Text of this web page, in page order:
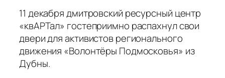
11 декабря дмитровский ресурсный центр
«квАРТал» гостеприимно распахнул свои
двери для активистов регионального
движения «Волонтёры Подмосковья» из
Дубны.